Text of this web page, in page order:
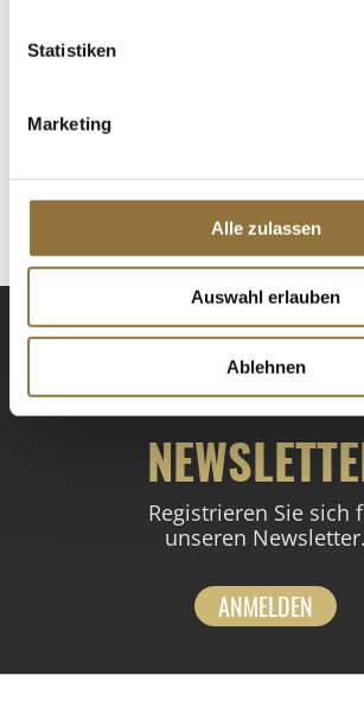
Statistiken
Marketing
Alle zulassen
Auswahl erlauben
Ablehnen
€ 9,35
St.
Registrieren Sie sich
unseren Newsletter.
ANMELDEN